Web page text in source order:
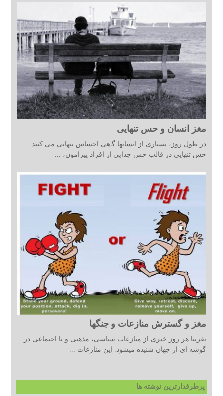
مغز انسان و حس تنهایی
در طول روز، بسیاری از انسانها گاهی احساس تنهایی می کنند.
حس تنهایی در قالب حس جدایی از افراد پیرامون، ...
مغز و گسترش منازعات و جنگها
تقریبا هر روز خبری از منازعات سیاسی، مذهبی و یا اجتماعی در
گوشه ای از جهان شنیده میشود. این منازعات ...
پرطرفدارترین نوشته ها